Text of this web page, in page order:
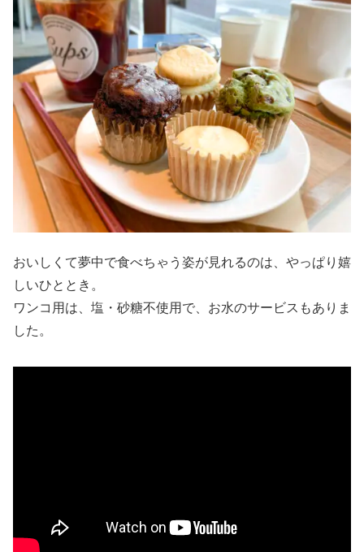
おいしくて夢中で食べちゃう姿が見れるのは、やっぱり嬉
しいひととき。
ワンコ用は、塩・砂糖不使用で、お水のサービスもありま
した。